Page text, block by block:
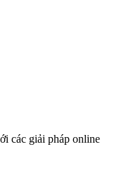
các giải pháp online